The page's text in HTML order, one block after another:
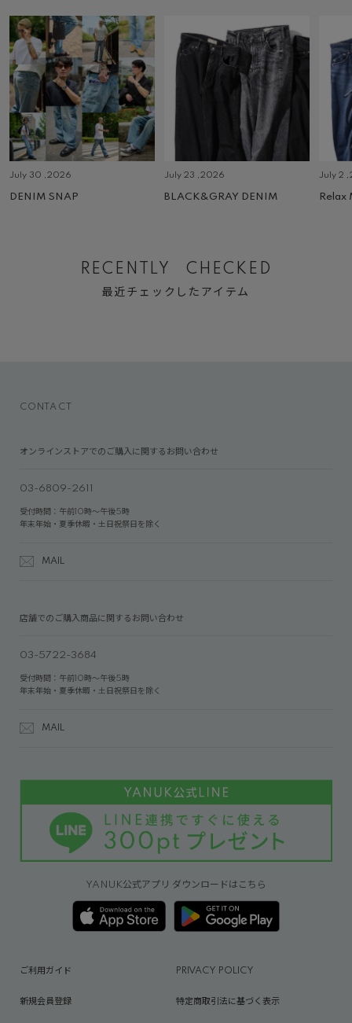
July 30 ,2026
DENIM SNAP
July 23 ,2026
BLACK&GRAY DENIM
July 2
Relax
RECENTLY CHECKED
最近チェックしたアイテム
CONTACT
オンラインストアでのご購入に関するお問い合わせ
03-6809-2611
受付時間：午前10時～午後5時
年末年始・夏季休暇・土日祝祭日を除く
MAIL
店舗でのご購入商品に関するお問い合わせ
03-5722-3684
受付時間：午前10時～午後5時
年末年始・夏季休暇・土日祝祭日を除く
MAIL
YANUK公式アプリ ダウンロードはこちら
ご利用ガイド PRIVACY POLICY
新規会員登録 特定商取引法に基づく表示